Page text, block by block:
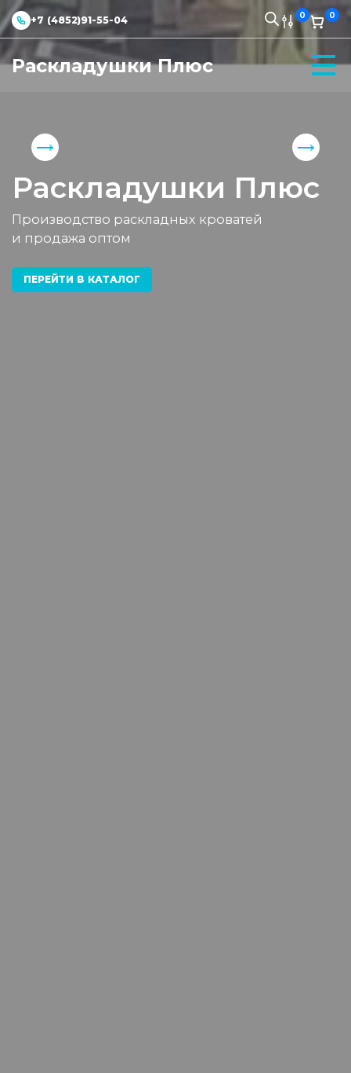
+7 (4852)91-55-04 0 0
Раскладушки Плюс
Раскладушки Плюс
Производство раскладных кроватей
и продажа оптом
ПЕРЕЙТИ В КАТАЛОГ